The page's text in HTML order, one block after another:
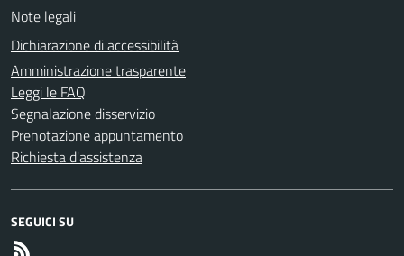
Note legali
Dichiarazione di accessibilità
Amministrazione trasparente
Leggi le FAQ
Segnalazione disservizio
Prenotazione appuntamento
Richiesta d'assistenza
SEGUICI SU